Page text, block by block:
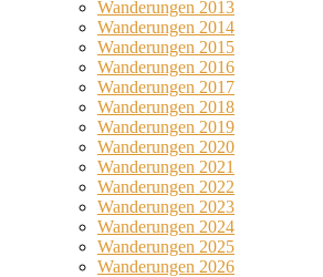
Wanderungen 2013
Wanderungen 2014
Wanderungen 2015
Wanderungen 2016
Wanderungen 2017
Wanderungen 2018
Wanderungen 2019
Wanderungen 2020
Wanderungen 2021
Wanderungen 2022
Wanderungen 2023
Wanderungen 2024
Wanderungen 2025
Wanderungen 2026